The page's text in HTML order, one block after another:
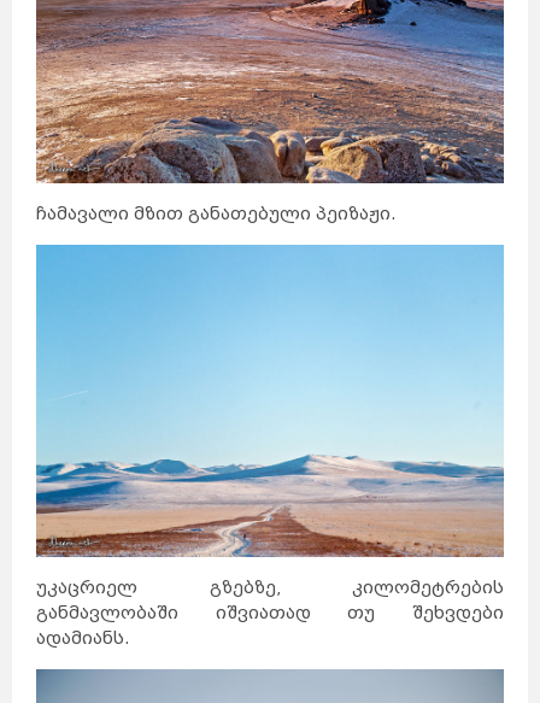
ჩამავალი მზით განათებული პეიზაჟი.
უკაცრიელ გზებზე, კილომეტრების
განმავლობაში იშვიათად თუ შეხვდები
ადამიანს.